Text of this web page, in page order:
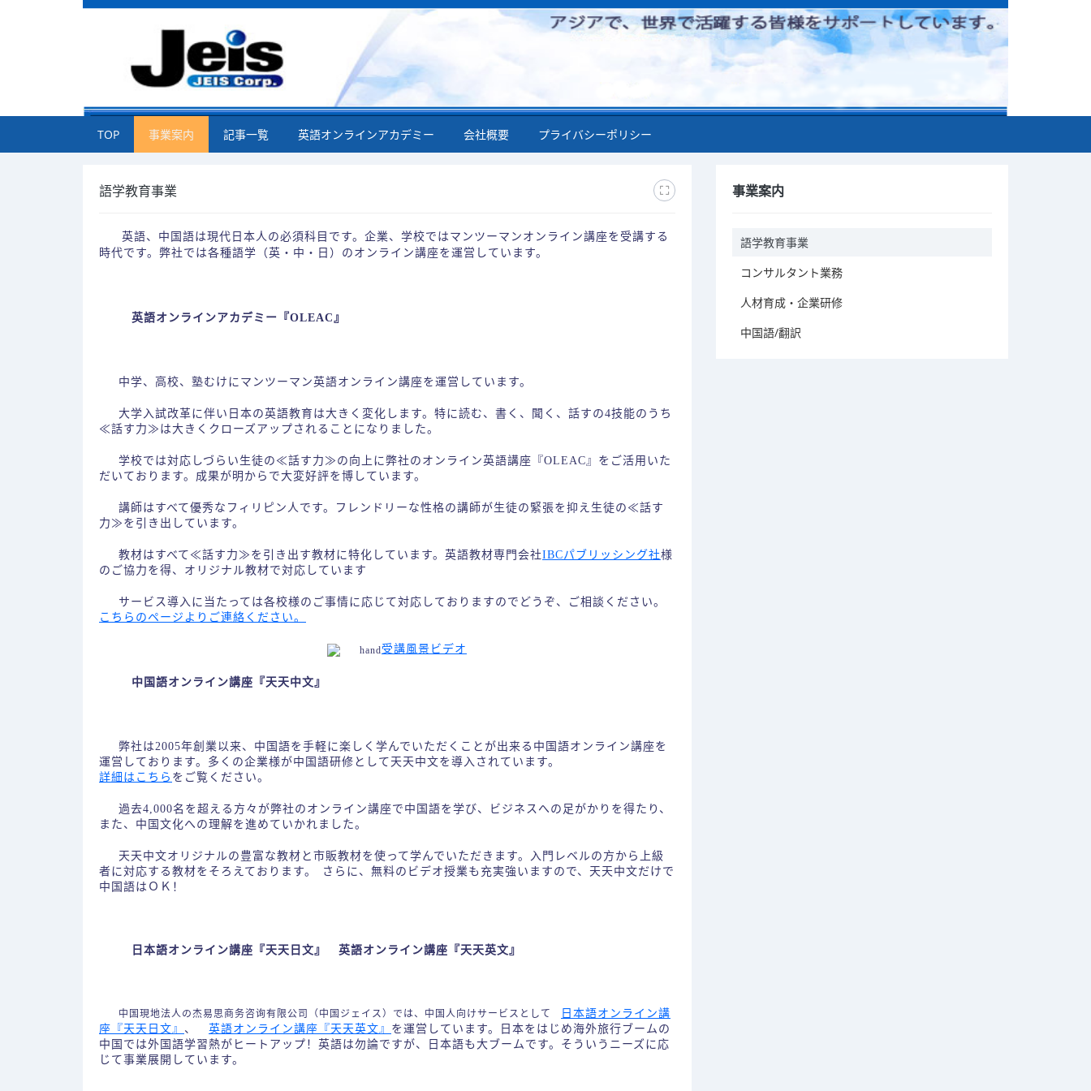
TOP 事業案内 記事一覧 英語オンラインアカデミー 会社概要 プライバシーポリシー
語学教育事業
英語、中国語は現代日本人の必須科目です。企業、学校ではマンツーマンオンライン講座を受講する
時代です。弊社では各種語学（英・中・日）のオンライン講座を運営しています。
英語オンラインアカデミー『OLEAC』
中学、高校、塾むけにマンツーマン英語オンライン講座を運営しています。
大学入試改革に伴い日本の英語教育は大きく変化します。特に読む、書く、聞く、話すの4技能のうち
≪話す力≫は大きくクローズアップされることになりました。
学校では対応しづらい生徒の≪話す力≫の向上に弊社のオンライン英語講座『OLEAC』をご活用いた
だいております。成果が明からで大変好評を博しています。
講師はすべて優秀なフィリピン人です。フレンドリーな性格の講師が生徒の緊張を抑え生徒の≪話す
力≫を引き出しています。
教材はすべて≪話す力≫を引き出す教材に特化しています。英語教材専門会社IBCパブリッシング社様
のご協力を得、オリジナル教材で対応しています
サービス導入に当たっては各校様のご事情に応じて対応しておりますのでどうぞ、ご相談ください。
こちらのページよりご連絡ください。
受講風景ビデオ
中国語オンライン講座『天天中文』
弊社は2005年創業以来、中国語を手軽に楽しく学んでいただくことが出来る中国語オンライン講座を
運営しております。多くの企業様が中国語研修として天天中文を導入されています。
詳細はこちら をご覧ください。
過去4,000名を超える方々が弊社のオンライン講座で中国語を学び、ビジネスへの足がかりを得たり、
また、中国文化への理解を進めていかれました。
天天中文オリジナルの豊富な教材と市販教材を使って学んでいただきます。入門レベルの方から上級
者に対応する教材をそろえております。 さらに、無料のビデオ授業も充実強いますので、天天中文だけで
中国語はＯＫ！
日本語オンライン講座『天天日文』 英語オンライン講座『天天英文』
中国現地法人の杰易思商务咨询有限公司（中国ジェイス）では、中国人向けサービスとして
日本語オンライン講
座『天天日文』 、 英語オンライン講座『天天英文』 を運営しています。日本をはじめ海外旅行ブームの
中国では外国語学習熱がヒートアップ！英語は勿論ですが、日本語も大ブームです。そういうニーズに応
じて事業展開しています。
事業案内
語学教育事業
コンサルタント業務
人材育成・企業研修
中国語/翻訳